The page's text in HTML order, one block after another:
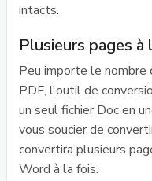
intacts.
Plusieurs pages à
Peu importe le
PDF, l'outil de
un seul fichier Doc en
vous soucier de
convertira plusieurs
Word à la fois.